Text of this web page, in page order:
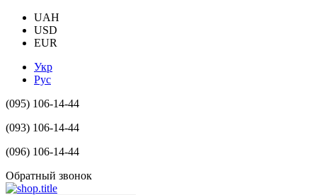
UAH
USD
EUR
Укр
Рус
(095) 106-14-44
(093) 106-14-44
(096) 106-14-44
Обратный звонок